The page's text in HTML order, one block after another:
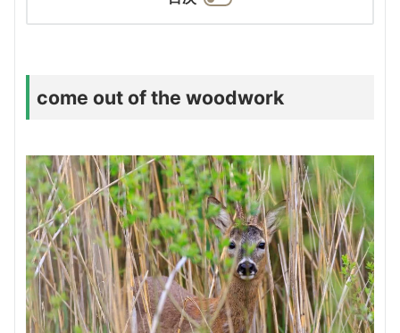
come out of the woodwork